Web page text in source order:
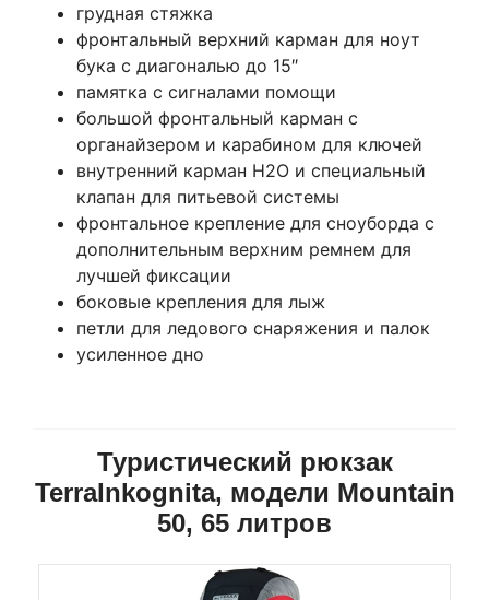
грудная стяжка
фронтальный верхний карман для ноут
бука с диагональю до 15″
памятка с сигналами помощи
большой фронтальный карман с
органайзером и карабином для ключей
внутренний карман Н2О и специальный
клапан для питьевой системы
фронтальное крепление для сноуборда с
дополнительным верхним ремнем для
лучшей фиксации
боковые крепления для лыж
петли для ледового снаряжения и палок
усиленное дно
Туристический рюкзак
TerraInkognita, модели Mountain
50, 65 литров